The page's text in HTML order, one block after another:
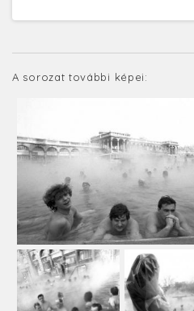
A sorozat további képei: